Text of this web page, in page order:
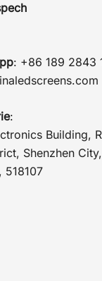
: +86 189 2843
:
Building,
Shenzhen
518107